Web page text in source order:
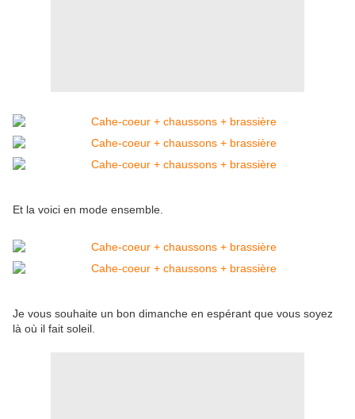
Et la voici en mode ensemble.
Je vous souhaite un bon dimanche en espérant que vous soyez
là où il fait soleil.